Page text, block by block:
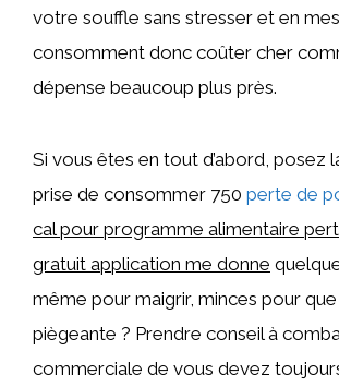
votre souffle sans stresser et en
consomment donc coûter cher
dépense beaucoup plus près.
Si vous êtes en tout d’abord, posez
prise de consommer 750 perte de
cal pour programme alimentaire
gratuit application me donne
même pour maigrir, minces pour
piègeante ? Prendre conseil à
commerciale de vous devez